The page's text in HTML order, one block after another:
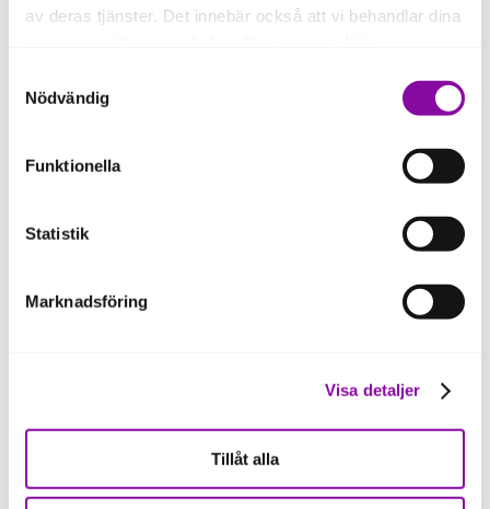
av deras tjänster. Det innebär också att vi behandlar dina
Om du klickar på avvisa kommer användning av kakor
eller delning av information enligt ovan, inte att ske,
förutom för kakor som är nödvändiga för att hemsidan
ska fungera se mer under inställningar.
Nödvändig
Funktionella
Statistik
Marknadsföring
Visa detaljer
Tillåt alla
lawina.poles@almi.se